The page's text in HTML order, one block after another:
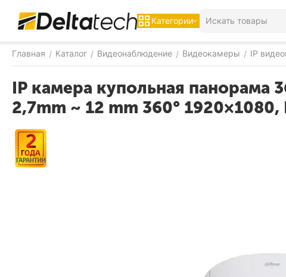
Категории
Главная / Каталог / Видеонаблюдение / Видеокамеры / IP
IP камера купольная панорама
2,7mm ~ 12 mm 360° 1920×1080,